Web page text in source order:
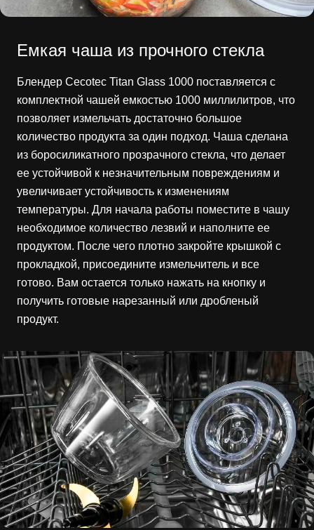
Емкая чаша из прочного стекла
Блендер Cecotec Titan Glass 1000 поставляется с
комплектной чашей емкостью 1000 миллилитров, что
позволяет измельчать достаточно большое
количество продукта за один подход. Чаша сделана
из боросиликатного прозрачного стекла, что делает
ее устойчивой к незначительным повреждениям и
увеличивает устойчивость к изменениям
температуры. Для начала работы поместите в чашу
необходимое количество лезвий и наполните ее
продуктом. После чего плотно закройте крышкой с
прокладкой, присоедините измельчитель и все
готово. Вам остается только нажать на кнопку и
получить готовые нарезанный или дробленый
продукт.